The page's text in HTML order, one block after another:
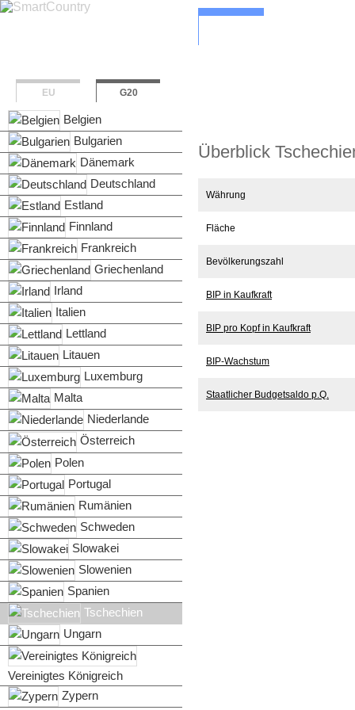
EU G20
Belgien
Bulgarien
Dänemark
Deutschland
Estland
Finnland
Frankreich
Griechenland
Irland
Italien
Lettland
Litauen
Luxemburg
Malta
Niederlande
Österreich
Polen
Portugal
Rumänien
Schweden
Slowakei
Slowenien
Spanien
Tschechien
Ungarn
Vereinigtes Königreich
Zypern
Überblick
Währung
Fläche
Bevölkerungszahl
BIP in Kaufkraft
BIP pro Kopf in Kaufkraft
BIP-Wachstum
Staatlicher Budgetsaldo p.Q.